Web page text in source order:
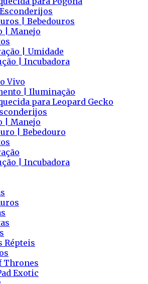
| Bebedouros
| Manejo
| Umidade
| Incubadora
Vivo
| Iluminação
para Leopard Gecko
| Manejo
| Bebedouro
| Incubadora
Répteis
Thrones
Exotic